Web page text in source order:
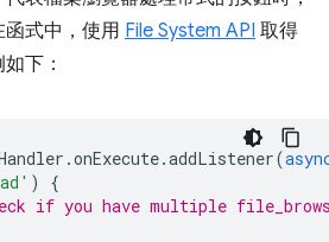
式中，使用 File System API 取得
下：
.onExecute.addListener(
)
{
if you have multiple